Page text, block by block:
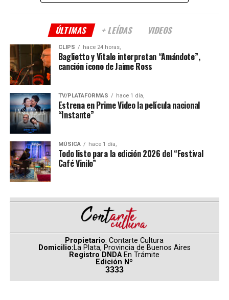
historia de amor entre cicatrices y secretos, donde las
personas más rotas pueden iluminar la vida del otro.
Romance contemporáneo que convierte heridas en luz.
Perfecto deseo
Cada cosa sucede en el
momento exacto, en la
sabiduría del tiempo que
siempre repara. De repente
lo malo se convierte en
bueno y aquello que se
encuentra perdido, es de
pronto un encuentro
sublime.
Huecos de dolor
transformados en caricias,
guerras sin sentido que
resignifican a muchos,
hambre que es cosecha,
penas que son alegrías y
maldiciones encerradas que
ÚLTIMAS + LEÍDAS VIDEOS
CLIPS hace 24 horas,
Baglietto y Vitale interpretan “Amándote”,
canción ícono de Jaime Ross
TV/PLATAFORMAS hace 1 día,
Estrena en Prime Video la película nacional
“Instante”
MÚSICA hace 1 día,
Todo listo para la edición 2026 del “Festival
Café Vinilo”
Propietario: Contarte Cultura
Domicilio:La Plata, Provincia de Buenos Aires
Registro DNDA En Trámite
Edición Nº
3333